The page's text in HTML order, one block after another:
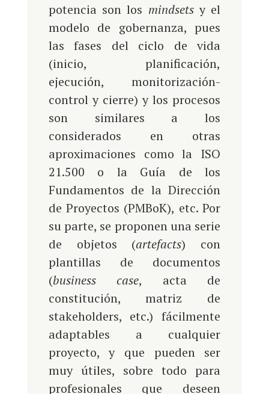
potencia son los mindsetsy el
modelo de gobernanza, pues
las fases del ciclo de vida
(inicio, planificación,
ejecución, monitorización-
control y cierre) y los procesos
son similares a los
considerados en otras
aproximaciones como la ISO
21.500 o la Guía de los
Fundamentos de la Dirección
de Proyectos (PMBoK), etc. Por
su parte, se proponen una serie
de objetos (artefacts) con
plantillas de documentos
(business case, acta de
constitución, matriz de
stakeholders, etc.) fácilmente
adaptables a cualquier
proyecto, y que pueden ser
muy útiles, sobre todo para
profesionales que deseen